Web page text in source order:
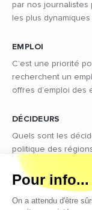
par nos
les plus dynamiques
EMPLOI
C’est une priorité
recherchent un
offres d’emploi des
DÉCIDEURS
Quels sont les
politique des